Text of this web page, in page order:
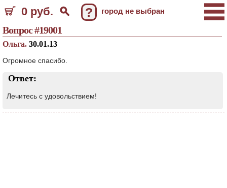
0 руб. ? город не выбран
Вопрос #19001
Ольга. 30.01.13
Огромное спасибо.
Ответ:
Лечитесь с удовольствием!